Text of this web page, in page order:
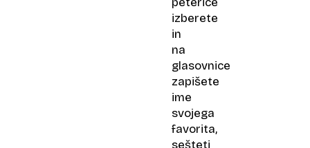
izberete
in
na
glasovnice
zapišete
ime
svojega
favorita,
sešteti